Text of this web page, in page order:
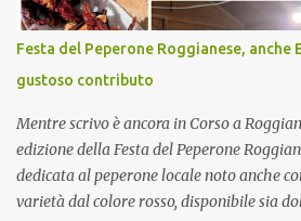
naturalmente mangiando tutti insieme,
CoCo : è naturale il cibo, come sappiamo
collante e anche nel lavoro riesce a creare
favorevole per molte belle opportunità,
Si, concordo! …addirittura si dice...
Festa del Peperone Roggianese, anche
gustoso contributo
Mentre scrivo è ancora in Corso a
edizione della Festa del Peperone
dedicata al peperone locale noto anche
varietà dal colore rosso, disponibile sia